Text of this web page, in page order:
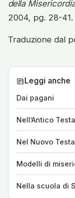
della
2004, pg. 28-41.
Traduzione dal
Leggi anche
Dai pagani
Nell’Antico
Nel Nuovo
Modelli di
Nella scuola di